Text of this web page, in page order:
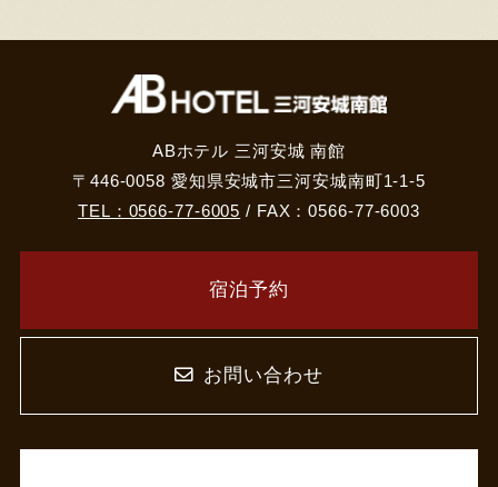
ABホテル 三河安城 南館
〒446-0058 愛知県安城市三河安城南町1-1-5
TEL：0566-77-6005 / FAX：0566-77-6003
宿泊予約
お問い合わせ